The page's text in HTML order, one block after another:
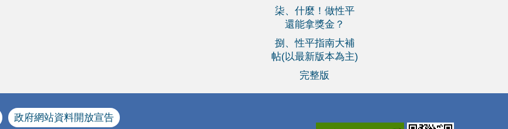
柒、什麼！做性平
還能拿獎金？
捌、性平指南大補
帖(以最新版本為主)
完整版
政府網站資料開放宣告